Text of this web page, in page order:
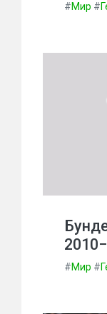
#Мир #
#Мир #